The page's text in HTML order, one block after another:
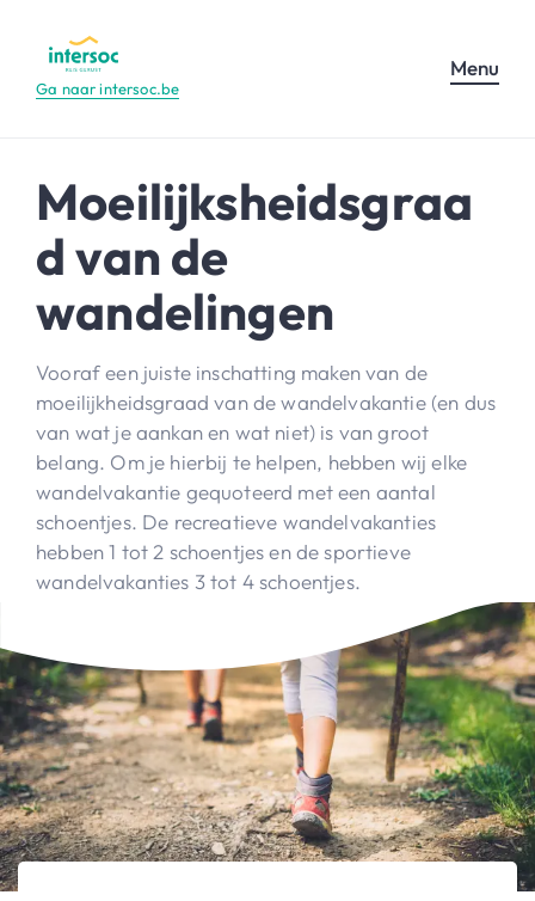
Ga naar intersoc.be
Menu
Moeilijksheidsgraa
d van de
wandelingen
Vooraf een juiste inschatting maken van de
moeilijkheidsgraad van de wandelvakantie (en dus
van wat je aankan en wat niet) is van groot
belang. Om je hierbij te helpen, hebben wij elke
wandelvakantie gequoteerd met een aantal
schoentjes. De recreatieve wandelvakanties
hebben 1 tot 2 schoentjes en de sportieve
wandelvakanties 3 tot 4 schoentjes.